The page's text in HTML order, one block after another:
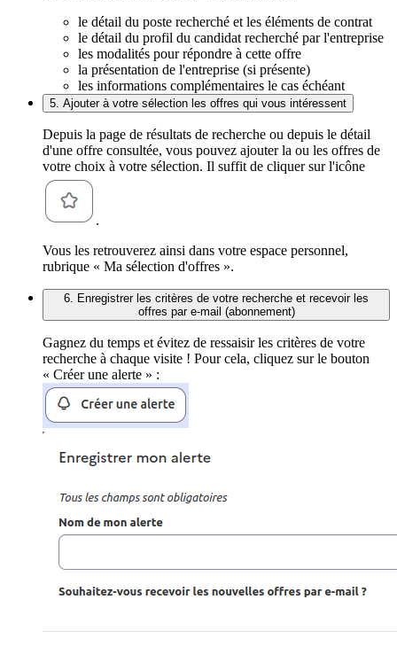
le détail du poste recherché et les éléments de contrat
le détail du profil du candidat recherché par l'entreprise
les modalités pour répondre à cette offre
la présentation de l'entreprise (si présente)
les informations complémentaires le cas échéant
5. Ajouter à votre sélection les offres qui vous intéressent
Depuis la page de résultats de recherche ou depuis le détail
d'une offre consultée, vous pouvez ajouter la ou les offres de
votre choix à votre sélection. Il suffit de cliquer sur l'icône
.
Vous les retrouverez ainsi dans votre espace personnel,
rubrique « Ma sélection d'offres ».
6. Enregistrer les critères de votre recherche et recevoir les
offres par e-mail (abonnement)
Gagnez du temps et évitez de ressaisir les critères de votre
recherche à chaque visite ! Pour cela, cliquez sur le bouton
« Créer une alerte » :